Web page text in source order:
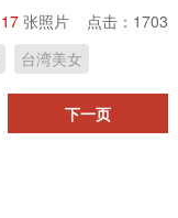
17 张照片 点击： 1703
台湾美女
下一页